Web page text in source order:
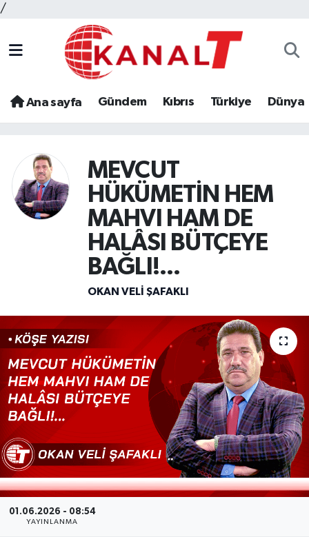
/
Ana sayfa Gündem Kıbrıs Türkiye Dünya
MEVCUT
HÜKÜMETİN HEM
MAHVI HAM DE
HALÂSI BÜTÇEYE
BAĞLI!...
OKAN VELI ŞAFAKLI
01.06.2026 - 08:54
YAYINLANMA